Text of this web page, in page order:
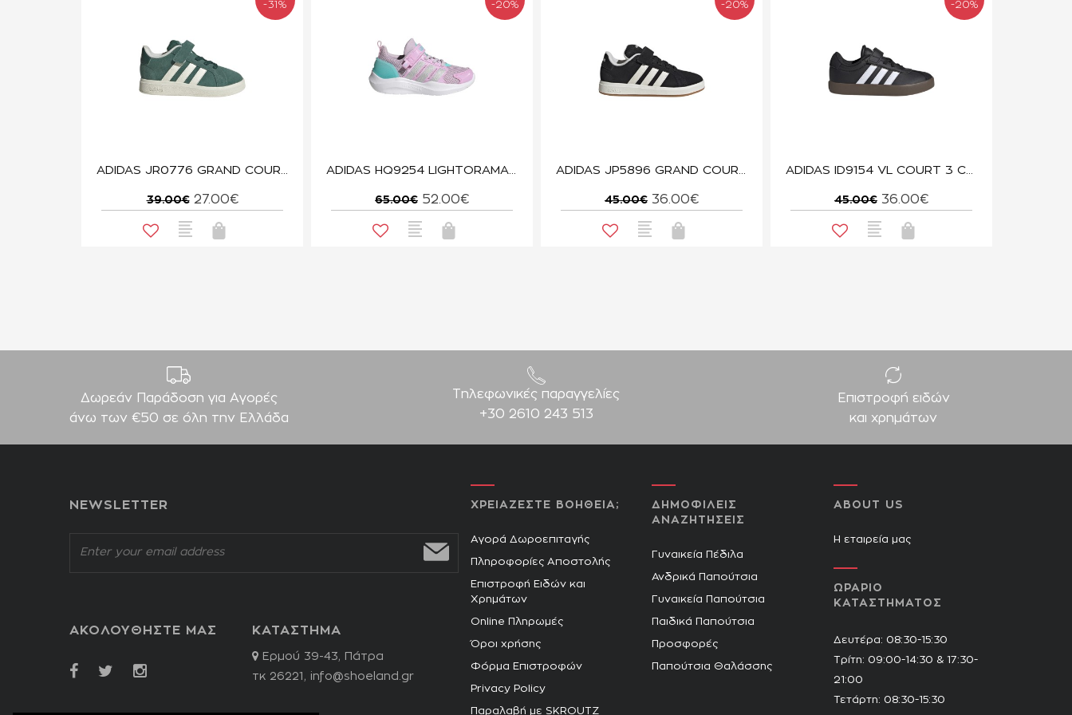
-31%
39.00€ 27.00€
-20%
65.00€ 52.00€
-20%
45.00€ 36.00€
-20%
45.00€ 36.00€
Δωρεάν Παράδοση για Aγορές
άνω των €50 σε όλη την Ελλάδα
Τηλεφωνικές παραγγελίες
+30 2610 243 513
Επιστροφή ειδών
και χρημάτων
NEWSLETTER
ΑΚΟΛΟΥΘΗΣΤΕ ΜΑΣ ΚΑΤΑΣΤΗΜΑ
Ερμού 39-43, Πάτρα
τκ 26221, info@shoeland.gr
ΧΡΕΙΑΖΕΣΤΕ ΒΟΗΘΕΙΑ;
Αγορά Δωροεπιταγής
Πληροφορίες Αποστολής
Επιστροφή Ειδών και
Χρημάτων
Online Πληρωμές
Όροι χρήσης
Φόρμα Επιστροφών
Privacy Policy
Παραλαβή με SKROUTZ
ΔΗΜΟΦΙΛΕΙΣ
ΑΝΑΖΗΤΗΣΕΙΣ
Γυναικεία Πέδιλα
Ανδρικά Παπούτσια
Γυναικεία Παπούτσια
Παιδικά Παπούτσια
Προσφορές
Παπούτσια Θαλάσσης
ABOUT US
Η εταιρεία μας
ΩΡΑΡΙΟ
ΚΑΤΑΣΤΗΜΑΤΟΣ
Δευτέρα: 08:30-15:30
Τρίτη: 09:00-14:30 & 17:30-
21:00
Τετάρτη: 08:30-15:30